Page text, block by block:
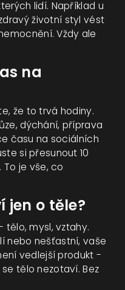
lidí. Například u
životní styl vést
Vždy ale
na
že to trvá hodiny.
dýchání, příprava
času na sociálních
si přesunout 10
To je vše, co
jen o těle?
tělo, mysl, vztahy.
nebo nešťastní, vaše
vedlejší produkt -
tělo nezotaví. Bez